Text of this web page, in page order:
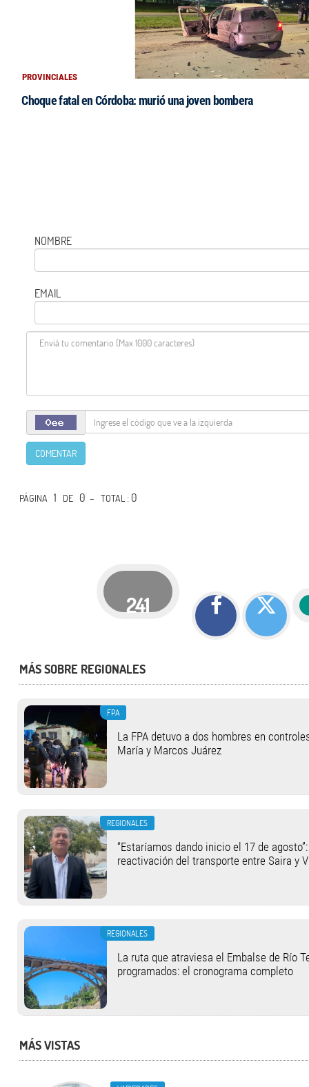
PROVINCIALES
Choque fatal en Córdoba: murió una joven bombera
NOMBRE
EMAIL
COMENTAR
PÁGINA 1 DE 0 -TOTAL: 0
241
MÁS SOBRE REGIONALES
FPA
La FPA detuvo a dos hombres en
María y Marcos Juárez
REGIONALES
“Estaríamos dando inicio el 17 de
reactivación del transporte entre Saira y
REGIONALES
La ruta que atraviesa el Embalse de Río
programados: el cronograma completo
MÁS VISTAS